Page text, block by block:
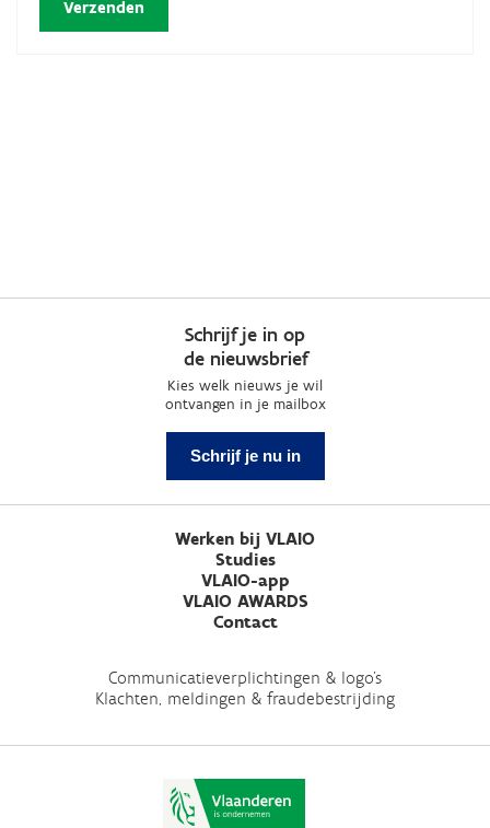
Schrijf je in op
de nieuwsbrief
Kies welk nieuws je wil
ontvangen in je mailbox
Schrijf je nu in
Werken bij VLAIO
Studies
VLAIO-app
VLAIO AWARDS
Contact
Communicatieverplichtingen & logo's
Klachten, meldingen & fraudebestrijding